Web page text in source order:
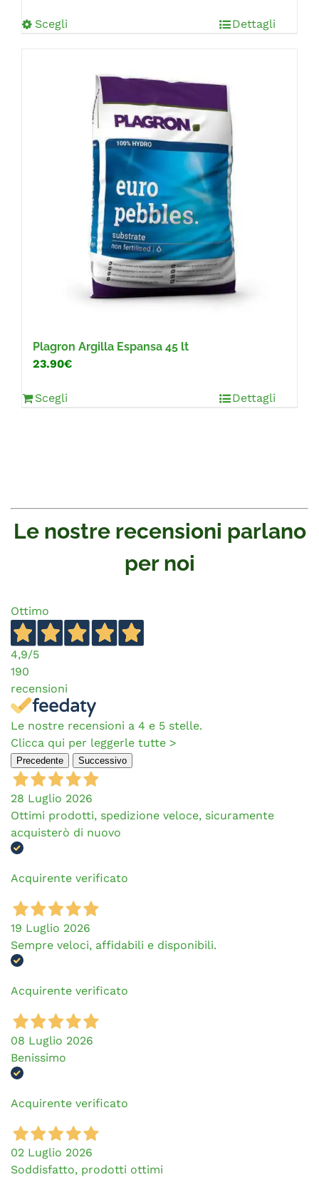
Scegli Dettagli
Plagron Argilla Espansa 45 lt
23.90€
Scegli Dettagli
Le nostre recensioni parlano
per noi
Ottimo
4,9/5
190
recensioni
Le nostre recensioni a 4 e 5 stelle.
Clicca qui per leggerle tutte >
Precedente Successivo
28 Luglio 2026
Ottimi prodotti, spedizione veloce, sicuramente
acquisterò di nuovo
Acquirente verificato
19 Luglio 2026
Sempre veloci, affidabili e disponibili.
Acquirente verificato
08 Luglio 2026
Benissimo
Acquirente verificato
02 Luglio 2026
Soddisfatto, prodotti ottimi